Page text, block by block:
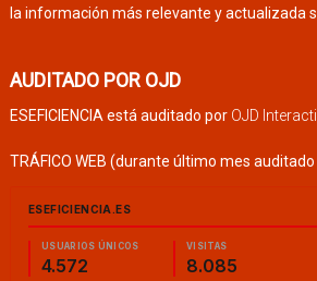
la información más relevante y actualizada
AUDITADO POR OJD
ESEFICIENCIA está auditado por OJD
TRÁFICO WEB (durante último mes